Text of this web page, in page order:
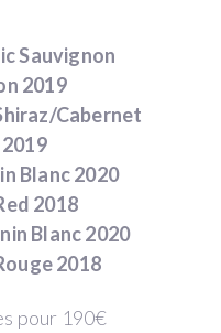
Sauvignon
2019
Cabernet
Blanc 2020
2018
Blanc 2020
2018
pour 190€